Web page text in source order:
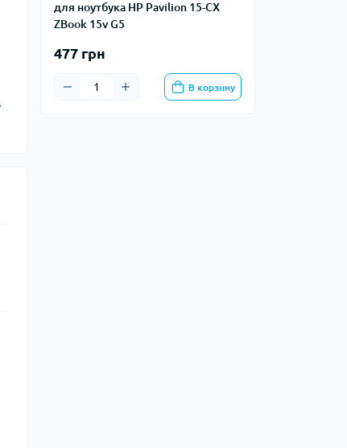
для ноутбука HP Pavilion 15-CX
ZBook 15v G5
477 грн
В корзину